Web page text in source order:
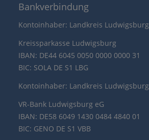
Bankverbindung
Kontoinhaber: Landkreis Ludwigsburg
Kreissparkasse Ludwigsburg
IBAN: DE44 6045 0050 0000 0000 31
BIC: SOLA DE S1 LBG
Kontoinhaber: Landkreis Ludwigsburg
VR-Bank Ludwigsburg eG
IBAN: DE58 6049 1430 0484 4840 01
BIC: GENO DE S1 VBB